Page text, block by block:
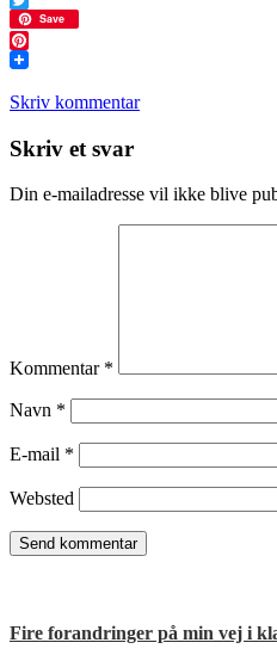
Twitter
Save
Pinterest
Skriv kommentar
Læserinteraktioner
Skriv et svar
Din e-mailadresse vil ikke blive
Kommentar *
Navn *
E-mail *
Websted
Fire forandringer på min vej i